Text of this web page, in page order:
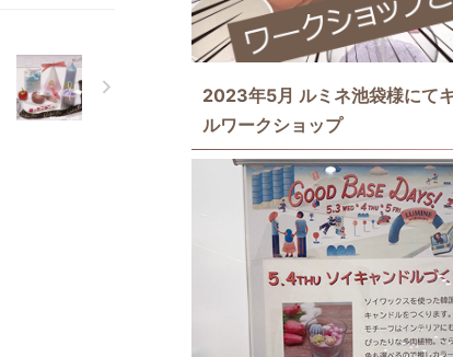
2023年5月 ルミネ池袋様にて
ルワークショップ